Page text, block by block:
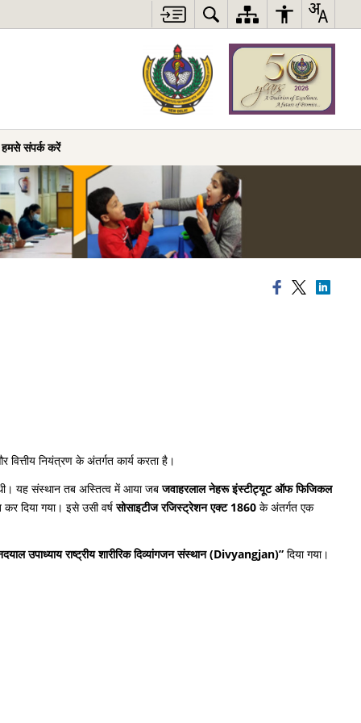
हमसे संपर्क करें
नियंत्रण के अंतर्गत कार्य करता है।
यह संस्थान तब अस्तित्व में आया जबजवाहरलाल नेहरू इंस्टीट्यूट ऑफ फिजिकल
कर दिया गया। इसे उसी वर्षसोसाइटीज रजिस्ट्रेशन एक्ट 1860 के अंतर्गत एक
उपाध्याय राष्ट्रीय शारीरिक दिव्यांगजन संस्थान (Divyangjan)” दिया गया।